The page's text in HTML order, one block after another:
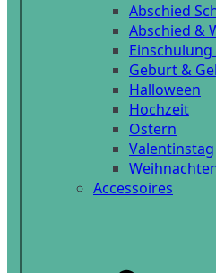
Abschied
Abschied &
Geburt &
Halloween
Hochzeit
Ostern
Valentinstag
Accessoires